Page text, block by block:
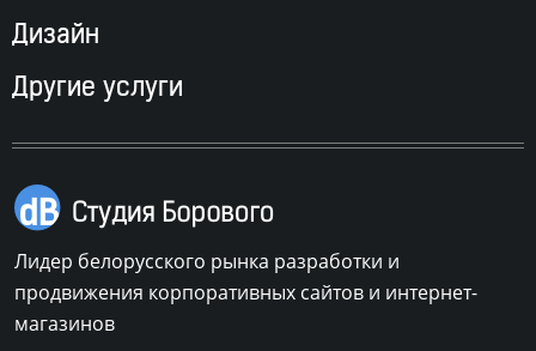
Дизайн
Другие услуги
Лидер белорусского рынка разработки и
продвижения корпоративных сайтов и интернет-
магазинов